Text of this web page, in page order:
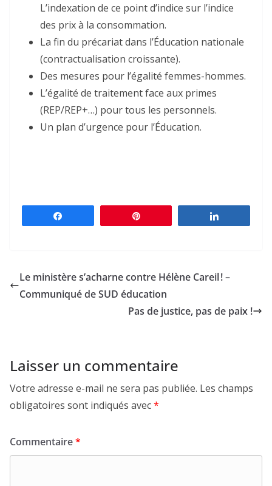
L’indexation de ce point d’indice sur l’indice
des prix à la consommation.
La fin du précariat dans l’Éducation nationale
(contractualisation croissante).
Des mesures pour l’égalité femmes-hommes.
L’égalité de traitement face aux primes
(REP/REP+…) pour tous les personnels.
Un plan d’urgence pour l’Éducation.
Le ministère s’acharne contre Hélène Careil ! –
Communiqué de SUD éducation
Pas de justice, pas de paix !
Laisser un commentaire
Votre adresse e-mail ne sera pas publiée. Les champs
obligatoires sont indiqués avec*
Commentaire*